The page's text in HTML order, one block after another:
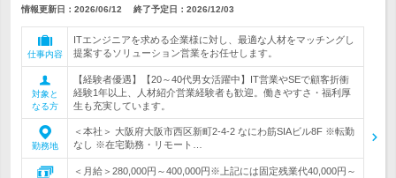
情報更新日：2026/06/12 終了予定日： 2026/12/03
仕事内容
ITエンジニアを求める企業様に対し、最適な人材をマッチングし
提案するソリューション営業をお任せします。
対象と
なる方
【経験者優遇】【20～40代男女活躍中】IT営業やSEで顧客折衝
経験1年以上、人材紹介営業経験者も歓迎。働きやすさ・福利厚
生も充実しています。
勤務地
＜本社＞ 大阪府大阪市西区新町2-4-2 なにわ筋SIAビル8F ※転勤
なし ※在宅勤務・リモート…
＜月給＞280,000円～400,000円※上記には固定残業代40,000円～